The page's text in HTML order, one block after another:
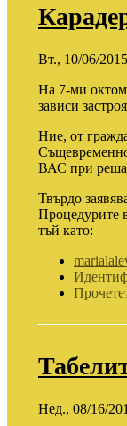
Вт., 10/06/
На 7-ми
зависи
Ние, от
ВАС при
Твърдо
Процедурите
тъй като:
Нед., 08/16/